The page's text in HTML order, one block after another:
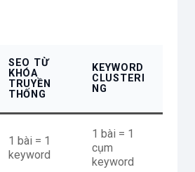
SEO TỪ
KHÓA
TRUYỀN
THỐNG
KEYWORD
CLUSTERI
NG
1 bài = 1
keyword
1 bài = 1
cụm
keyword